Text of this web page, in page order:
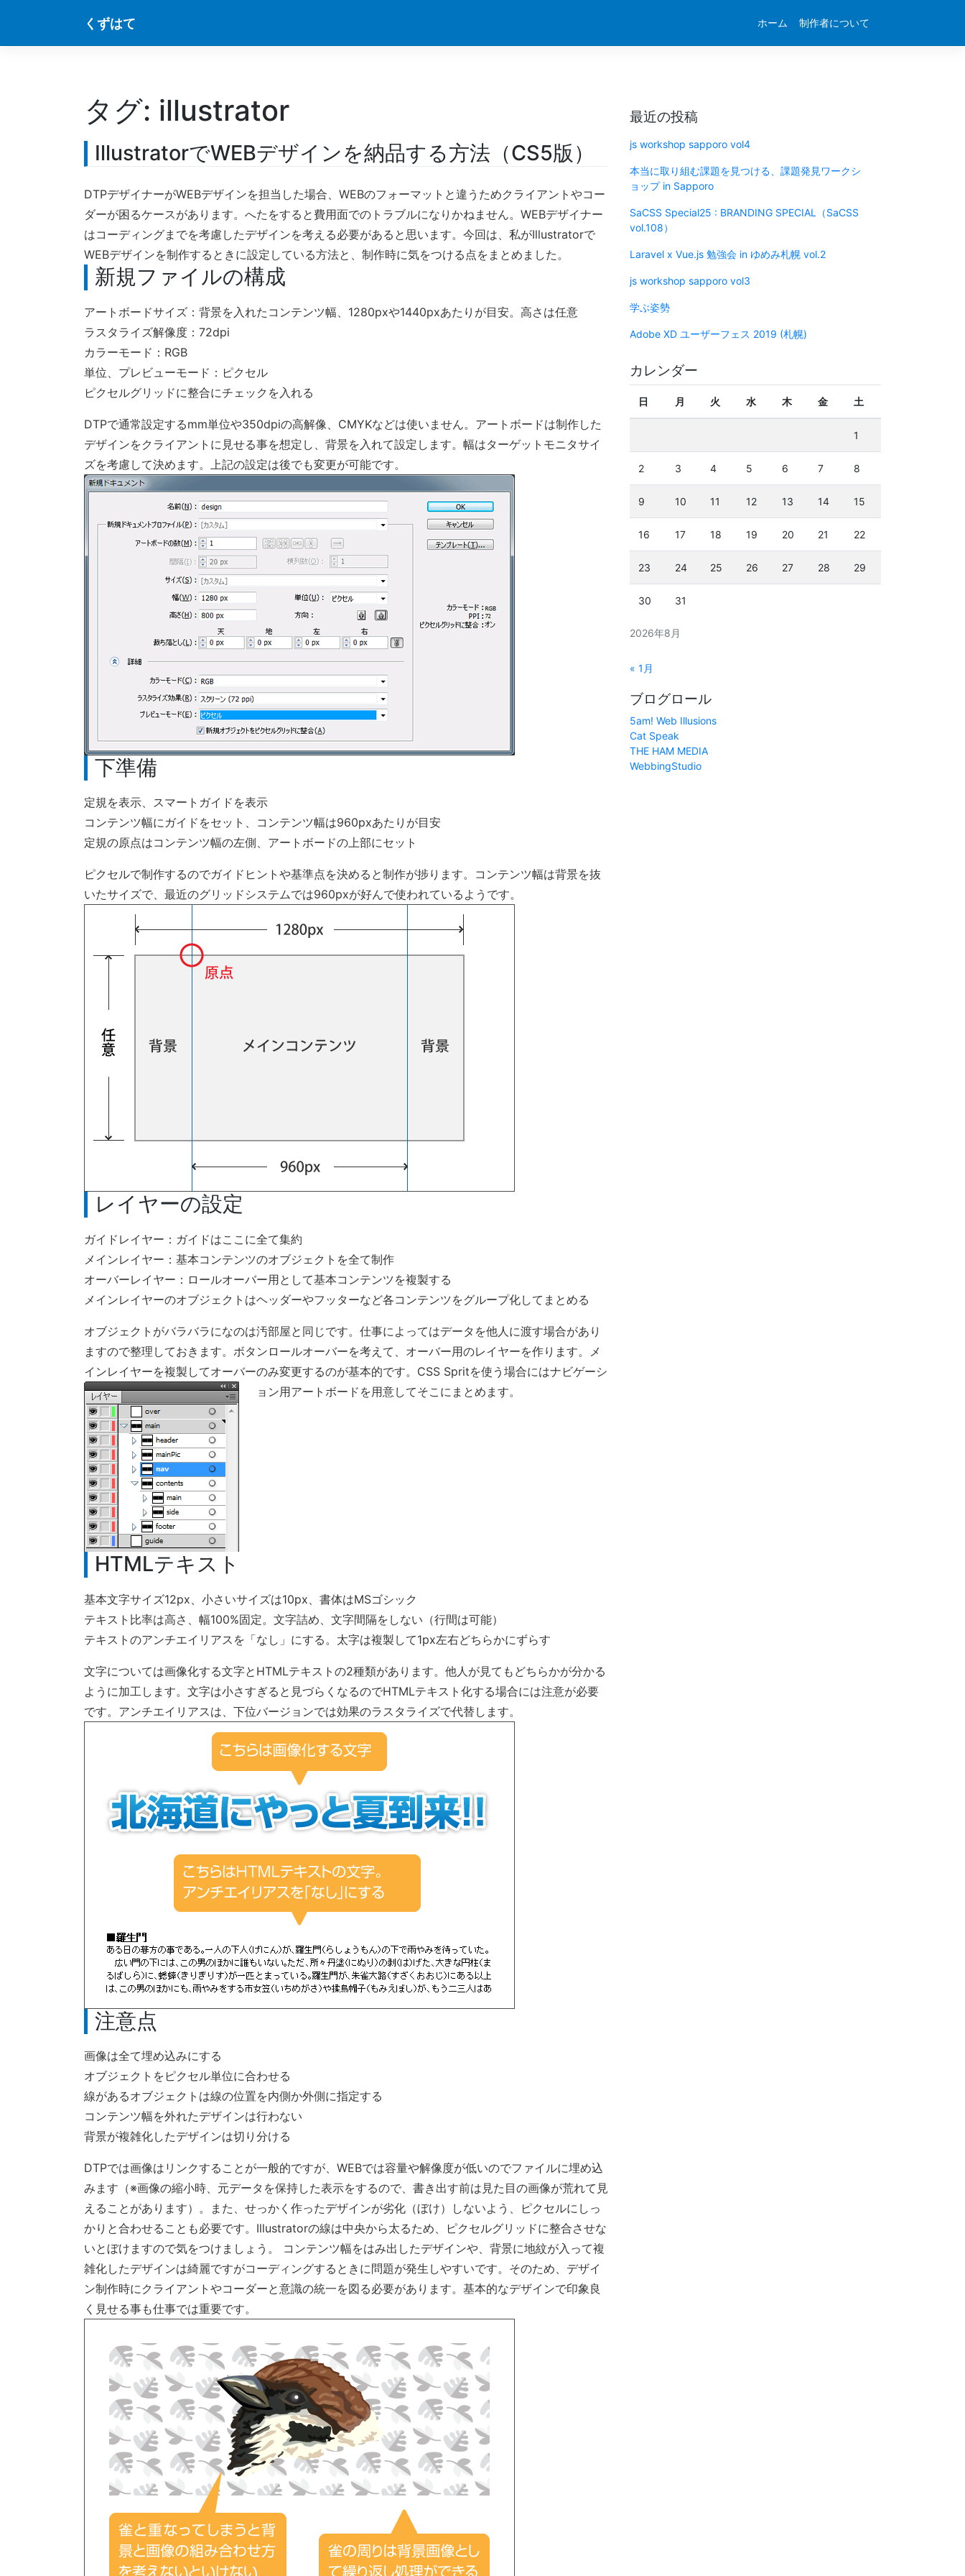
content
くずはて ホーム 制作者について
タグ: illustrator
IllustratorでWEBデザインを納品する方法（CS5版）
DTPデザイナーがWEBデザインを担当した場合、WEBのフォーマットと違うためクライアントやコー
ダーが困るケースがあります。へたをすると費用面でのトラブルになりかねません。WEBデザイナー
はコーディングまでを考慮したデザインを考える必要があると思います。今回は、私がIllustratorで
WEBデザインを制作するときに設定している方法と、制作時に気をつける点をまとめました。
新規ファイルの構成
アートボードサイズ：背景を入れたコンテンツ幅、1280pxや1440pxあたりが目安。高さは任意
ラスタライズ解像度：72dpi
カラーモード：RGB
単位、プレビューモード：ピクセル
ピクセルグリッドに整合にチェックを入れる
DTPで通常設定するmm単位や350dpiの高解像、CMYKなどは使いません。アートボードは制作した
デザインをクライアントに見せる事を想定し、背景を入れて設定します。幅はターゲットモニタサイ
ズを考慮して決めます。上記の設定は後でも変更が可能です。
下準備
定規を表示、スマートガイドを表示
コンテンツ幅にガイドをセット、コンテンツ幅は960pxあたりが目安
定規の原点はコンテンツ幅の左側、アートボードの上部にセット
ピクセルで制作するのでガイドヒントや基準点を決めると制作が捗ります。コンテンツ幅は背景を抜
いたサイズで、最近のグリッドシステムでは960pxが好んで使われているようです。
レイヤーの設定
ガイドレイヤー：ガイドはここに全て集約
メインレイヤー：基本コンテンツのオブジェクトを全て制作
オーバーレイヤー：ロールオーバー用として基本コンテンツを複製する
メインレイヤーのオブジェクトはヘッダーやフッターなど各コンテンツをグループ化してまとめる
オブジェクトがバラバラになのは汚部屋と同じです。仕事によってはデータを他人に渡す場合があり
ますので整理しておきます。ボタンロールオーバーを考えて、オーバー用のレイヤーを作ります。メ
インレイヤーを複製してオーバーのみ変更するのが基本的です。CSS Spritを使う場合にはナビゲーシ
ョン用アートボードを用意してそこにまとめます。
HTMLテキスト
基本文字サイズ12px、小さいサイズは10px、書体はMSゴシック
テキスト比率は高さ、幅100%固定。文字詰め、文字間隔をしない（行間は可能）
テキストのアンチエイリアスを「なし」にする。太字は複製して1px左右どちらかにずらす
文字については画像化する文字とHTMLテキストの2種類があります。他人が見てもどちらかが分かる
ように加工します。文字は小さすぎると見づらくなるのでHTMLテキスト化する場合には注意が必要
です。アンチエイリアスは、下位バージョンでは効果のラスタライズで代替します。
注意点
画像は全て埋め込みにする
オブジェクトをピクセル単位に合わせる
線があるオブジェクトは線の位置を内側か外側に指定する
コンテンツ幅を外れたデザインは行わない
背景が複雑化したデザインは切り分ける
DTPでは画像はリンクすることが一般的ですが、WEBでは容量や解像度が低いのでファイルに埋め込
みます（※画像の縮小時、元データを保持した表示をするので、書き出す前は見た目の画像が荒れて見
えることがあります）。また、せっかく作ったデザインが劣化（ぼけ）しないよう、ピクセルにしっ
かりと合わせることも必要です。Illustratorの線は中央から太るため、ピクセルグリッドに整合させな
いとぼけますので気をつけましょう。 コンテンツ幅をはみ出したデザインや、背景に地紋が入って複
雑化したデザインは綺麗ですがコーディングするときに問題が発生しやすいです。そのため、デザイ
ン制作時にクライアントやコーダーと意識の統一を図る必要があります。基本的なデザインで印象良
く見せる事も仕事では重要です。
最近の投稿
js workshop sapporo vol4
本当に取り組む課題を見つける、課題発見ワークシ
ョップ in Sapporo
SaCSS Special25 : BRANDING SPECIAL（SaCSS
vol.108）
Laravel x Vue.js 勉強会 in ゆめみ札幌 vol.2
js workshop sapporo vol3
学ぶ姿勢
Adobe XD ユーザーフェス 2019 (札幌)
カレンダー
2026年8月
日 月 火 水 木 金 土
1
2 3 4 5 6 7 8
9 10 11 12 13 14 15
16 17 18 19 20 21 22
23 24 25 26 27 28 29
30 31
« 1月
ブログロール
5am! Web Illusions
Cat Speak
THE HAM MEDIA
WebbingStudio